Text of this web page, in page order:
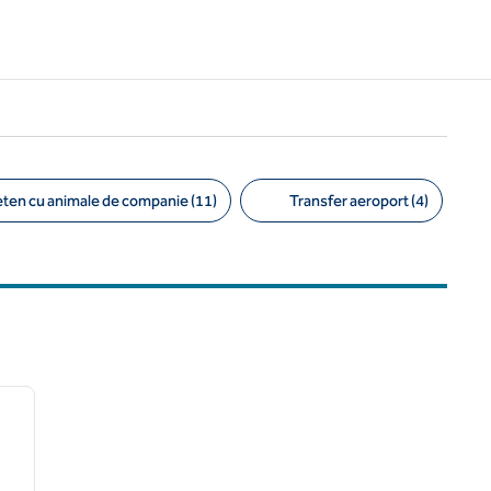
cu animale de companie (11) Transfer aeroport (4)
imaginea următoare